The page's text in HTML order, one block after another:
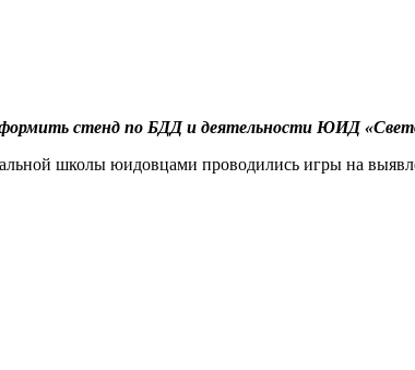
стенд по БДД и деятельности ЮИД
школы юидовцами проводились игры на